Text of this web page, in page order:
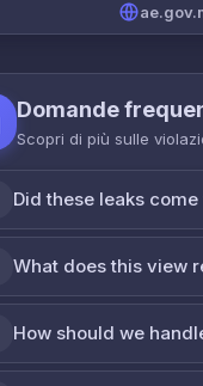
Domande
Scopri di più sulle
Did these leaks
What does this view
How should we